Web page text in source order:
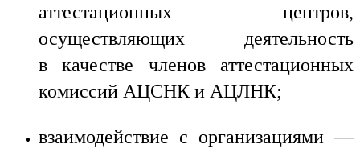
аттестационных центров,
осуществляющих деятельность
в качестве членов аттестационных
комиссий АЦСНК и АЦЛНК;
взаимодействие с организациями —